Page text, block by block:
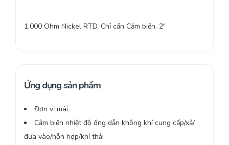
1.000 Ohm Nickel RTD, Chỉ cần Cảm biến, 2″
Ứng dụng sản phẩm
Đơn vị mái
Cảm biến nhiệt độ ống dẫn không khí cung cấp/xả/
đưa vào/hỗn hợp/khí thải